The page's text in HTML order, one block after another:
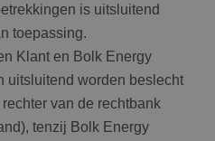
is uitsluitend
toepassing.
Klant en Bolk Energy
uitsluitend worden beslecht
van de rechtbank
tenzij Bolk Energy